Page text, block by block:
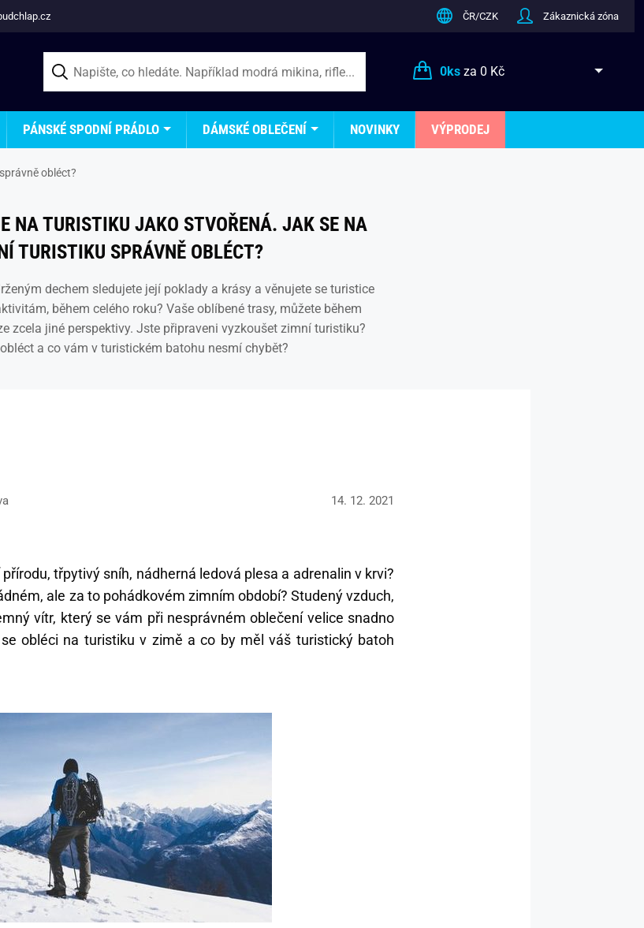
ČR/CZK Zákaznická zóna
0ksza 0 Kč
PÁNSKÉ SPODNÍ PRÁDLO DÁMSKÉ OBLEČENÍ NOVINKY VÝPRODEJ
obléct?
NA TURISTIKU JAKO STVOŘENÁ. JAK SE NA
TURISTIKU SPRÁVNĚ OBLÉCT?
dechem sledujete její poklady a krásy a věnujete se turistice
během celého roku? Vaše oblíbené trasy, můžete během
zcela jiné perspektivy. Jste připraveni vyzkoušet zimní turistiku?
a co vám v turistickém batohu nesmí chybět?
14. 12. 2021
třpytivý sníh, nádherná ledová plesa a adrenalin v krvi?
ale za to pohádkovém zimním období? Studený vzduch,
vítr, který se vám při nesprávném oblečení velice snadno
obléci na turistiku v zimě a co by měl váš turistický batoh